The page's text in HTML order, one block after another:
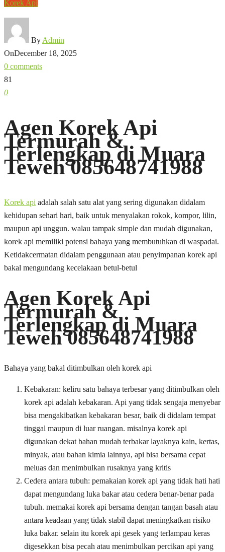
Korek Api
By Admin
OnDecember 18, 2025
0 comments
81
0
Agen Korek Api
Termurah &
Terlengkap di Muara
Teweh 085648741988
Korek api adalah salah satu alat yang sering digunakan didalam
kehidupan sehari hari, baik untuk menyalakan rokok, kompor, lilin,
maupun api unggun. walau tampak simple dan mudah digunakan,
korek api memiliki potensi bahaya yang membutuhkan di waspadai.
Ketidakcermatan didalam penggunaan atau penyimpanan korek api
bakal mengundang kecelakaan betul-betul
Agen Korek Api
Termurah &
Terlengkap di Muara
Teweh 085648741988
Bahaya yang bakal ditimbulkan oleh korek api
Kebakaran: keliru satu bahaya terbesar yang ditimbulkan oleh
korek api adalah kebakaran. Api yang tidak sengaja menyebar
bisa mengakibatkan kebakaran besar, baik di didalam tempat
tinggal maupun di luar ruangan. misalnya korek api
digunakan dekat bahan mudah terbakar layaknya kain, kertas,
minyak, atau bahan kimia lainnya, api bisa bersama cepat
meluas dan menimbulkan rusaknya yang kritis
Cedera antara tubuh: pemakaian korek api yang tidak hati hati
dapat mengundang luka bakar atau cedera benar-benar pada
tubuh. memakai korek api bersama dengan tangan basah atau
antara keadaan yang tidak stabil dapat meningkatkan risiko
luka bakar. selain itu korek api gesek yang terlampau keras
digesekkan bisa pecah atau menimbulkan percikan api yang